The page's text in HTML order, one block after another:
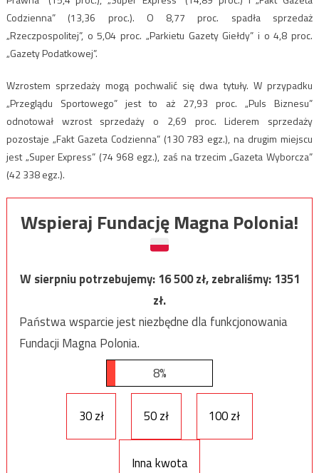
Codzienna” (13,36 proc.). O 8,77 proc. spadła sprzedaż
„Rzeczpospolitej”, o 5,04 proc. „Parkietu Gazety Giełdy” i o 4,8 proc.
„Gazety Podatkowej”.
Wzrostem sprzedaży mogą pochwalić się dwa tytuły. W przypadku
„Przeglądu Sportowego” jest to aż 27,93 proc. „Puls Biznesu”
odnotował wzrost sprzedaży o 2,69 proc. Liderem sprzedaży
pozostaje „Fakt Gazeta Codzienna” (130 783 egz.), na drugim miejscu
jest „Super Express” (74 968 egz.), zaś na trzecim „Gazeta Wyborcza”
(42 338 egz.).
Wspieraj Fundację Magna Polonia!
W sierpniu potrzebujemy:16 500zł, zebraliśmy:1351
zł.
Państwa wsparcie jest niezbędne dla funkcjonowania
Fundacji Magna Polonia.
8%
30 zł 50 zł 100 zł
Inna kwota